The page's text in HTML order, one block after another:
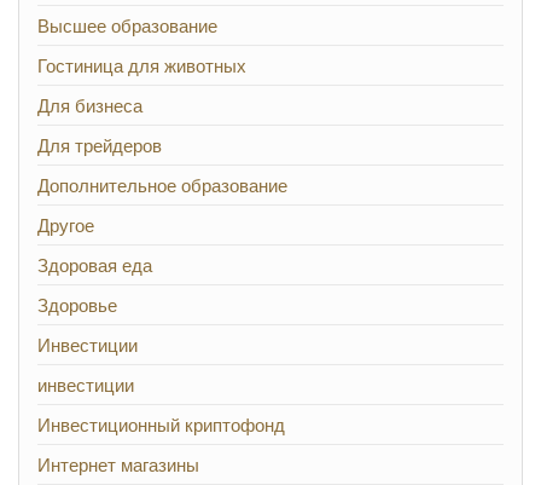
Высшее образование
Гостиница для животных
Для бизнеса
Для трейдеров
Дополнительное образование
Другое
Здоровая еда
Здоровье
Инвестиции
инвестиции
Инвестиционный криптофонд
Интернет магазины